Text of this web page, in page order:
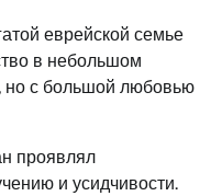
еврейской семье
в небольшом
но с большой любовью
проявлял
и усидчивости.